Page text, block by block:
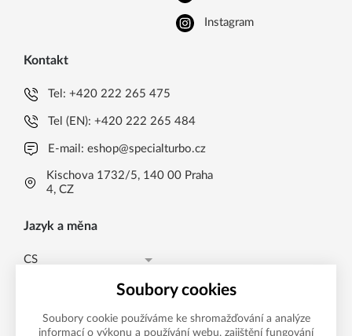
Instagram
Kontakt
Tel:+420 222 265 475
Tel (EN):+420 222 265 484
E-mail:eshop@specialturbo.cz
Kischova 1732/5, 140 00 Praha
4, CZ
Jazyk a měna
CS
EN
Česká koruna CZK (Kč)
Česká koruna CZK (Kč)
Soubory cookies
Soubory cookie používáme ke shromažďování a analýze
informací o výkonu a používání webu, zajištění fungování